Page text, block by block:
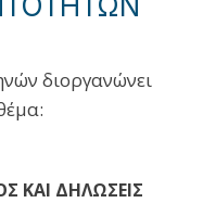
διοργανώνει
ΚΑΙ ΔΗΛΩΣΕΙΣ